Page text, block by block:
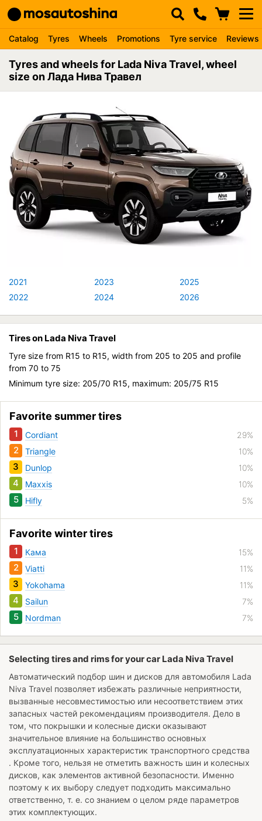
Catalog Tyres Wheels Promotions Tyre service Reviews
Tyres and wheels for Lada Niva Travel, wheel
size on Лада Нива Травел
2021
2022
2023
2024
2025
2026
Tires on Lada Niva Travel
Tyre size from R15 to R15, width from 205 to 205 and profile
from 70 to 75
Minimum tyre size: 205/70 R15, maximum: 205/75 R15
Favorite summer tires
1 Cordiant 29%
2 Triangle 10%
3 Dunlop 10%
4 Maxxis 10%
5 Hifly 5%
Favorite winter tires
1 Кама 15%
2 Viatti 11%
3 Yokohama 11%
4 Sailun 7%
5 Nordman 7%
Selecting tires and rims for your car Lada Niva Travel
Автоматический подбор шин и дисков для автомобиля Lada
Niva Travel позволяет избежать различные неприятности,
вызванные несовместимостью или несоответствием этих
запасных частей рекомендациям производителя. Дело в
том, что покрышки и колесные диски оказывают
значительное влияние на большинство основных
эксплуатационных характеристик транспортного средства
. Кроме того, нельзя не отметить важность шин и колесных
дисков, как элементов активной безопасности. Именно
поэтому к их выбору следует подходить максимально
ответственно, т. е. со знанием о целом ряде параметров
этих комплектующих.